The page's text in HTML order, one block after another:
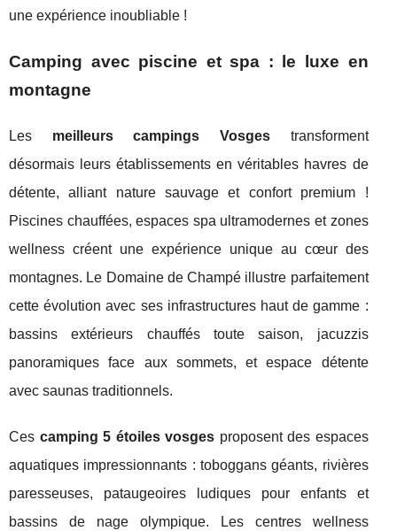
une expérience inoubliable !
Camping avec piscine et spa : le luxe en
montagne
Les meilleurs campings Vosgestransforment
désormais leurs établissements en véritables havres de
détente, alliant nature sauvage et confort premium !
Piscines chauffées, espaces spa ultramodernes et zones
wellness créent une expérience unique au cœur des
montagnes. Le Domaine de Champé illustre parfaitement
cette évolution avec ses infrastructures haut de gamme :
bassins extérieurs chauffés toute saison, jacuzzis
panoramiques face aux sommets, et espace détente
avec saunas traditionnels.
Ces camping 5 étoiles vosges proposent des espaces
aquatiques impressionnants : toboggans géants, rivières
paresseuses, pataugeoires ludiques pour enfants et
bassins de nage olympique. Les centres wellness